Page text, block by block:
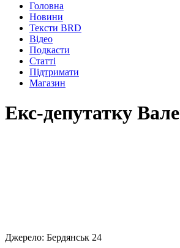
Головна
Новини
Тексти BRD
Відео
Подкасти
Статті
Підтримати
Магазин
Екс-депутатку
Джерело: Бердянськ 24